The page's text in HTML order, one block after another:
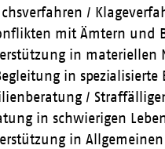
/
mit Ämtern und
in materiellen
in
/
in schwierigen
in